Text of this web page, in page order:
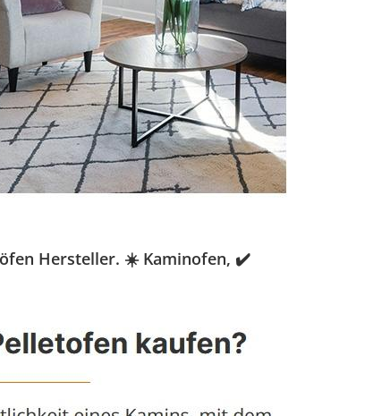
Hersteller. ☀️ Kaminofen, ✔️